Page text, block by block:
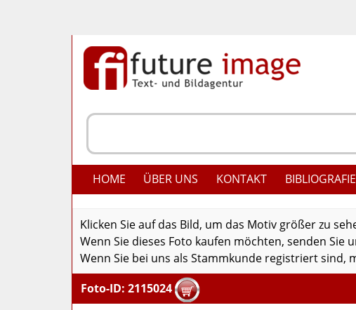
HOME ÜBER UNS KONTAKT BIBLIOGRAFIE
Klicken Sie auf das Bild, um das Motiv größer zu
Wenn Sie dieses Foto kaufen möchten, senden Sie
Wenn Sie bei uns als Stammkunde registriert sind,
Foto-ID: 2115024